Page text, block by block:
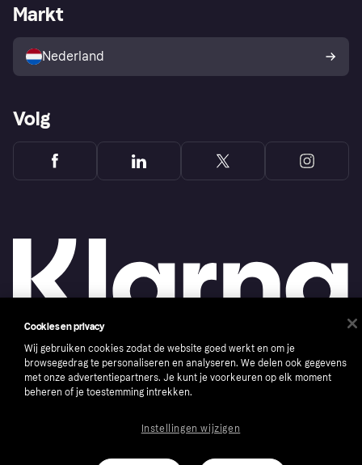
Winkeloverzicht
Kopersbescherming voor
consumenten
Zakelijke login
Markt
Nederland
Volg
Copyright © 2005-2026 Klarna Bank AB (publ). Headquarters: Stockholm, Sweden. All
rights reserved. Klarna Bank AB (publ). Sveavägen 46, 111 34 Stockholm. Organization
number: 556737-0431
Cookies en privacy
Wij gebruiken cookies zodat de website goed werkt en om je
browsegedrag te personaliseren en analyseren. We delen ook gegevens
met onze advertentiepartners. Je kunt je voorkeuren op elk moment
beheren of je toestemming intrekken.
Instellingen wijzigen